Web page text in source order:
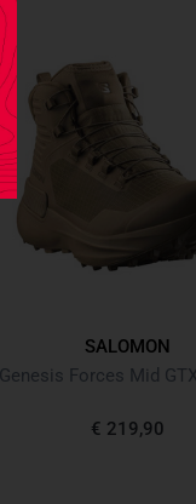
SALOMON
€ 219,90